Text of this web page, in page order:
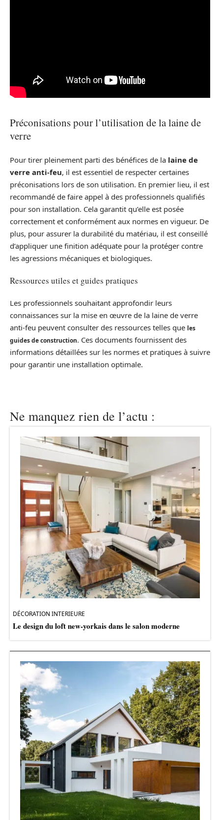
Préconisations pour l’utilisation de la laine de
verre
Pour tirer pleinement parti des bénéfices de la laine de
verre anti-feu, il est essentiel de respecter certaines
préconisations lors de son utilisation. En premier lieu, il est
recommandé de faire appel à des professionnels qualifiés
pour son installation. Cela garantit qu’elle est posée
correctement et conformément aux normes en vigueur. De
plus, pour assurer la durabilité du matériau, il est conseillé
d’appliquer une finition adéquate pour la protéger contre
les agressions mécaniques et biologiques.
Ressources utiles et guides pratiques
Les professionnels souhaitant approfondir leurs
connaissances sur la mise en œuvre de la laine de verre
anti-feu peuvent consulter des ressources telles que les
guides de construction. Ces documents fournissent des
informations détaillées sur les normes et pratiques à suivre
pour garantir une installation optimale.
Ne manquez rien de l’actu :
DÉCORATION INTERIEURE
Le design du loft new-yorkais dans le salon moderne